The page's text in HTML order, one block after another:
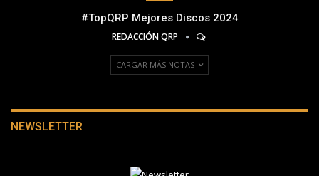
#TopQRP Mejores Discos 2024
REDACCIÓN QRP
CARGAR MÁS NOTAS
NEWSLETTER